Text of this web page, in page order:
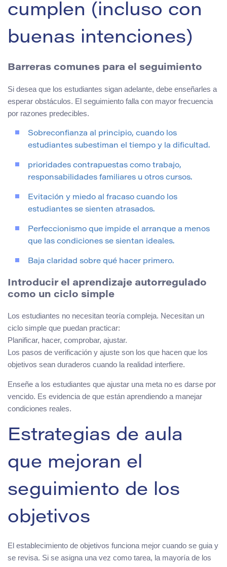
cumplen (incluso con
buenas intenciones)
Barreras comunes para el seguimiento
Si desea que los estudiantes sigan adelante, debe enseñarles a
esperar obstáculos. El seguimiento falla con mayor frecuencia
por razones predecibles.
Sobreconfianza al principio, cuando los
estudiantes subestiman el tiempo y la dificultad.
prioridades contrapuestas como trabajo,
responsabilidades familiares u otros cursos.
Evitación y miedo al fracaso cuando los
estudiantes se sienten atrasados.
Perfeccionismo que impide el arranque a menos
que las condiciones se sientan ideales.
Baja claridad sobre qué hacer primero.
Introducir el aprendizaje autorregulado
como un ciclo simple
Los estudiantes no necesitan teoría compleja. Necesitan un
ciclo simple que puedan practicar:
Planificar, hacer, comprobar, ajustar.
Los pasos de verificación y ajuste son los que hacen que los
objetivos sean duraderos cuando la realidad interfiere.
Enseñe a los estudiantes que ajustar una meta no es darse por
vencido. Es evidencia de que están aprendiendo a manejar
condiciones reales.
Estrategias de aula
que mejoran el
seguimiento de los
objetivos
El establecimiento de objetivos funciona mejor cuando se guia y
se revisa. Si se asigna una vez como tarea, la mayoría de los